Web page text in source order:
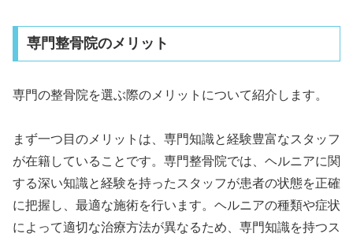
専門整骨院のメリット
専門の整骨院を選ぶ際のメリットについて紹介します。
まず一つ目のメリットは、専門知識と経験豊富なスタッフ
が在籍していることです。専門整骨院では、ヘルニアに関
する深い知識と経験を持ったスタッフが患者の状態を正確
に把握し、最適な施術を行います。ヘルニアの種類や症状
によって適切な治療方法が異なるため、専門知識を持つス